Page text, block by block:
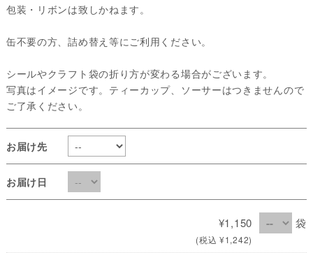
包装・リボンは致しかねます。
缶不要の方、詰め替え等にご利用ください。
シールやクラフト袋の折り方が変わる場合がございます。
写真はイメージです。ティーカップ、ソーサーはつきませんので
ご了承ください。
お届け先
お届け日
¥1,150
(税込 ¥1,242)
袋